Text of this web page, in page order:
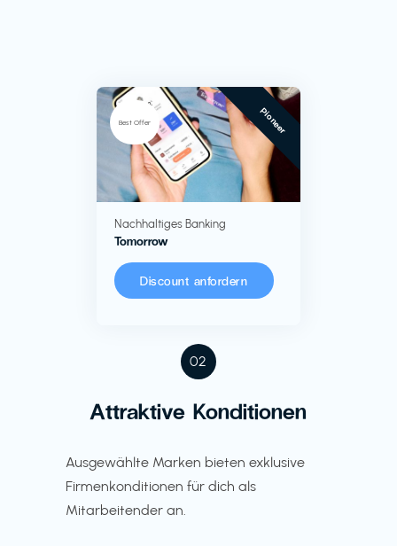
02
Attraktive Konditionen
Ausgewählte Marken bieten exklusive
Firmenkonditionen für dich als
Mitarbeitender an.
Best Offer Pioneer
Nachhaltiges Banking
Tomorrow
Discount anfordern